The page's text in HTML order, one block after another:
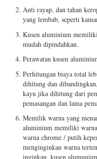
Anti rayap, dan tahan
yang lembab, seperti
Kusen aluminium
mudah dipindahkan.
Perawatan kusen
Perhitungan biaya total
dihitung dan
kayu jika dihitung dari
pemasangan dan lama
Memilik warna yang
aluminium memiliki
warna chrome / putih
menginginkan warna
inginkan, kusen